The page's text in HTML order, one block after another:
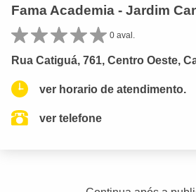
Fama Academia - Jardim
0 aval.
Rua Catiguá, 761, Centro Oeste,
ver horario de atendimento.
ver telefone